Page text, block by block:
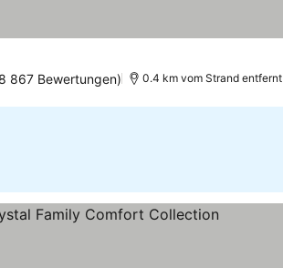
867 Bewertungen) 0.4 km vom Strand entfernt